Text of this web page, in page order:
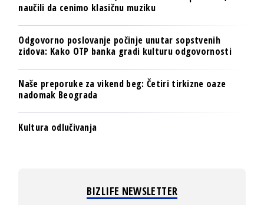
naučili da cenimo klasičnu muziku
Odgovorno poslovanje počinje unutar sopstvenih
zidova: Kako OTP banka gradi kulturu odgovornosti
Naše preporuke za vikend beg: Četiri tirkizne oaze
nadomak Beograda
Kultura odlučivanja
BIZLIFE NEWSLETTER